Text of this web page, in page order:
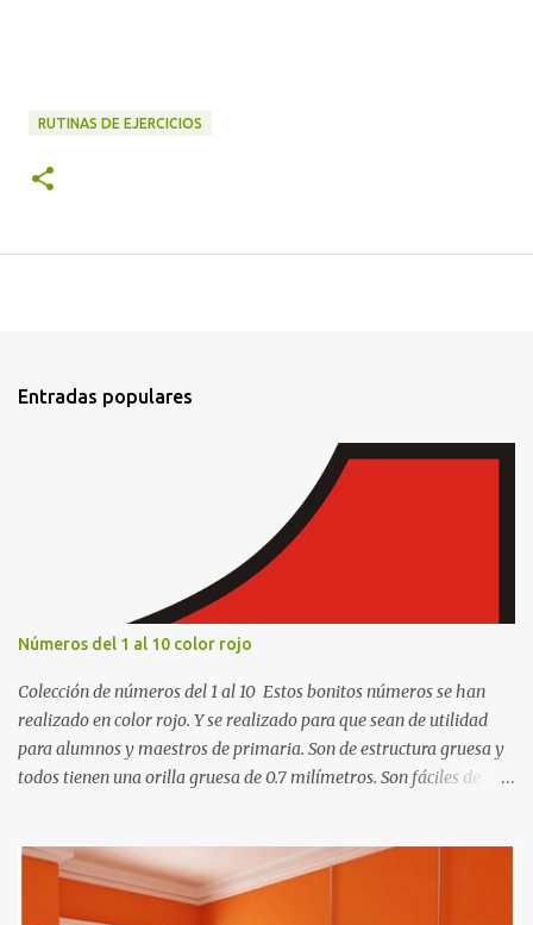
RUTINAS DE EJERCICIOS
Entradas populares
Números del 1 al 10 color rojo
Colección de números del 1 al 10 Estos bonitos números se han
realizado en color rojo. Y se realizado para que sean de utilidad
para alumnos y maestros de primaria. Son de estructura gruesa y
todos tienen una orilla gruesa de 0.7 milímetros. Son fáciles de
matemáticos, para decorar los cumpleaños de los niños, entre
otras cosas.